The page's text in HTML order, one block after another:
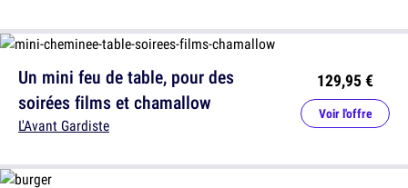
Un mini feu de table, pour des
soirées films et chamallow
L'Avant Gardiste
129,95 €
Voir l'offre